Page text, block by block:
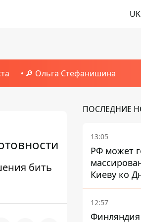
UK
🔎 Ольга Стефанишина
бить
ПОСЛЕДНИЕ
13:05
РФ может
Киеву ко
изучения
12:57
Финляндия